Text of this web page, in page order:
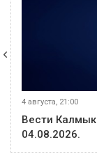
4 августа, 21:00
Вести
04.08.2026.